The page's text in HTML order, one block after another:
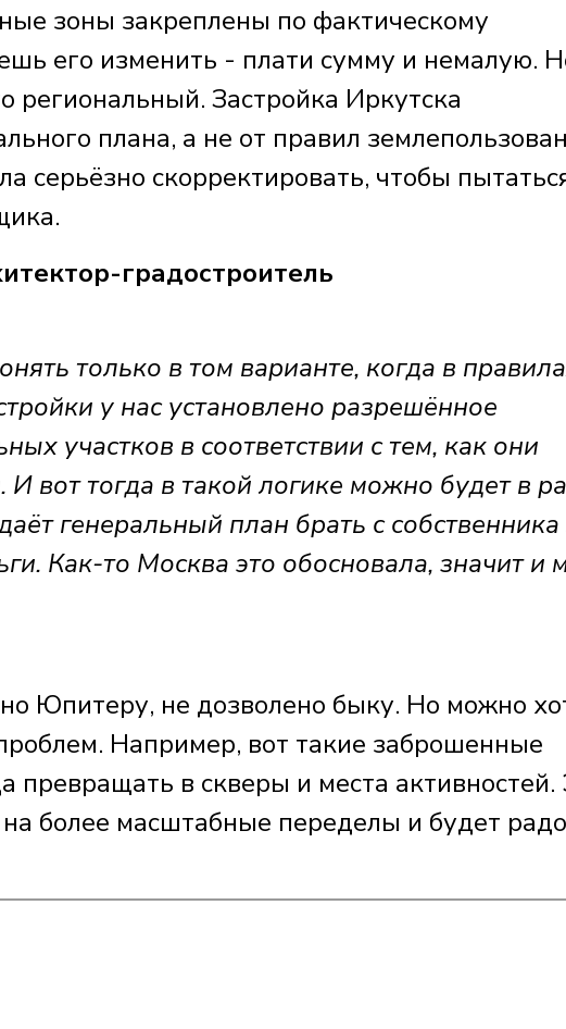
зоны закреплены по фактическому
его изменить - плати сумму и немалую.
региональный. Застройка Иркутска
плана, а не от правил
серьёзно скорректировать, чтобы
градостроитель
только в том варианте, когда в
у нас установлено разрешённое
участков в соответствии с тем, как они
И вот тогда в такой логике можно будет в
генеральный план брать с собственника
Как-то Москва это обосновала, значит и
Юпитеру, не дозволено быку. Но можно
Например, вот такие заброшенные
превращать в скверы и места активностей.
более масштабные переделы и будет